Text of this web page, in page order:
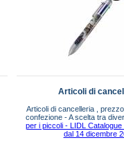
Articoli di
Articoli di cancelleria ,
confezione - A scelta tra
per i piccoli - LIDL
dal 14 dicembre